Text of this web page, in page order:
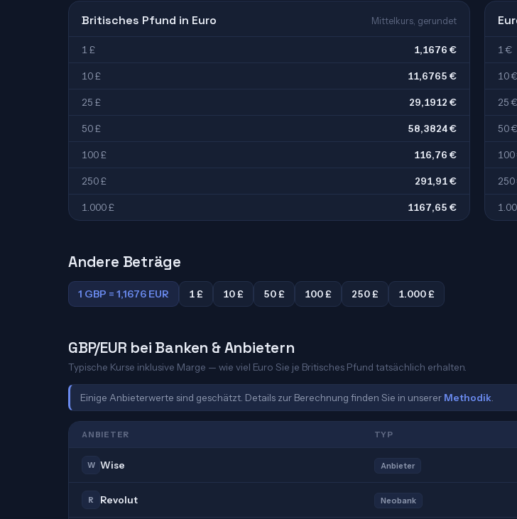
Britisches Pfund in Euro Mittelkurs, gerundet
1 £ 1,1676 €
10 £ 11,6765 €
25 £ 29,1912 €
50 £ 58,3824 €
100 £ 116,76 €
250 £ 291,91 €
1.000 £ 1167,65 €
1 €
10 €
25 €
50 €
Andere Beträge
1 GBP = 1,1676 EUR 1 £ 10 £ 50 £ 100 £ 250 £ 1.000 £
GBP/EUR bei Banken & Anbietern
Typische Kurse inklusive Marge — wie viel Euro Sie je Britisches Pfund tatsächlich erhalten.
Einige Anbieterwerte sind geschätzt. Details zur Berechnung finden Sie in unserer Methodik
ANBIETER TYP
W Wise Anbieter
R Revolut Neobank